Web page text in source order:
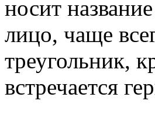
носит
лицо, чаще
треугольник,
встречается